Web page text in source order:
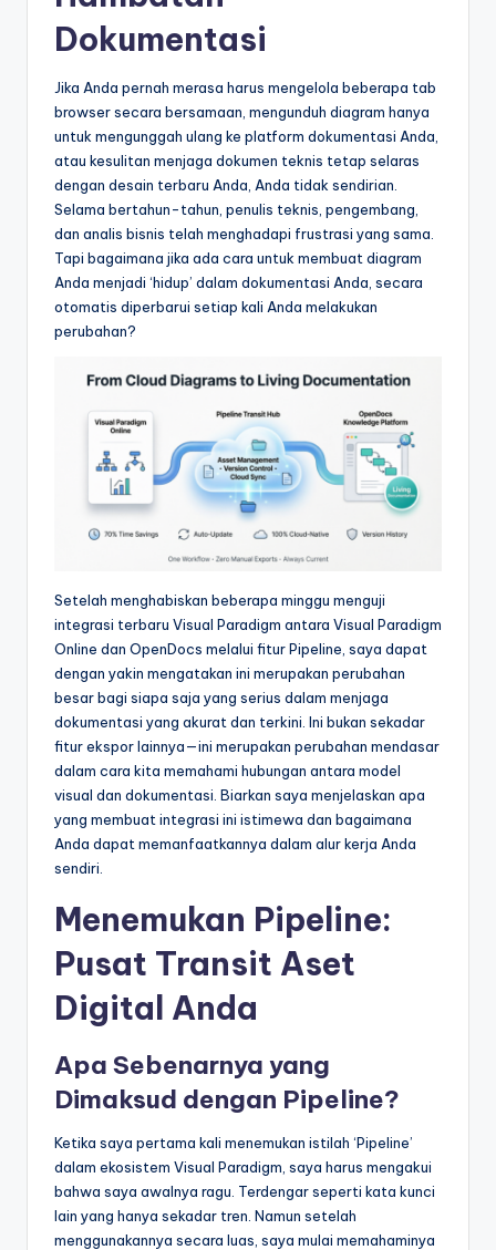
si
&
S
d
U
p
Dokumentasi
Jika Anda pernah merasa harus mengelola beberapa tab
browser secara bersamaan, mengunduh diagram hanya
untuk mengunggah ulang ke platform dokumentasi Anda,
atau kesulitan menjaga dokumen teknis tetap selaras
dengan desain terbaru Anda, Anda tidak sendirian.
Selama bertahun-tahun, penulis teknis, pengembang,
dan analis bisnis telah menghadapi frustrasi yang sama.
Tapi bagaimana jika ada cara untuk membuat diagram
Anda menjadi ‘hidup’ dalam dokumentasi Anda, secara
otomatis diperbarui setiap kali Anda melakukan
perubahan?
Setelah menghabiskan beberapa minggu menguji
integrasi terbaru Visual Paradigm antara Visual Paradigm
Online dan OpenDocs melalui fitur Pipeline, saya dapat
dengan yakin mengatakan ini merupakan perubahan
besar bagi siapa saja yang serius dalam menjaga
dokumentasi yang akurat dan terkini. Ini bukan sekadar
fitur ekspor lainnya—ini merupakan perubahan mendasar
dalam cara kita memahami hubungan antara model
visual dan dokumentasi. Biarkan saya menjelaskan apa
yang membuat integrasi ini istimewa dan bagaimana
Anda dapat memanfaatkannya dalam alur kerja Anda
sendiri.
Menemukan Pipeline:
Pusat Transit Aset
Digital Anda
Apa Sebenarnya yang
Dimaksud dengan Pipeline?
Ketika saya pertama kali menemukan istilah ‘Pipeline’
dalam ekosistem Visual Paradigm, saya harus mengakui
bahwa saya awalnya ragu. Terdengar seperti kata kunci
lain yang hanya sekadar tren. Namun setelah
menggunakannya secara luas, saya mulai memahaminya